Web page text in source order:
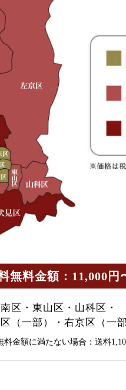
無料金額：11,000円
南区・東山区・山科区・
（一部）・右京区（一部
料金額に満たない場合：送料